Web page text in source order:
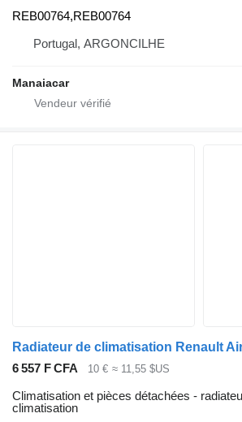
REB00764,REB00764
Portugal, ARGONCILHE
Manaiacar
6 557 F CFA 10 € ≈ 11,55 $US
Climatisation et pièces détachées -
climatisation